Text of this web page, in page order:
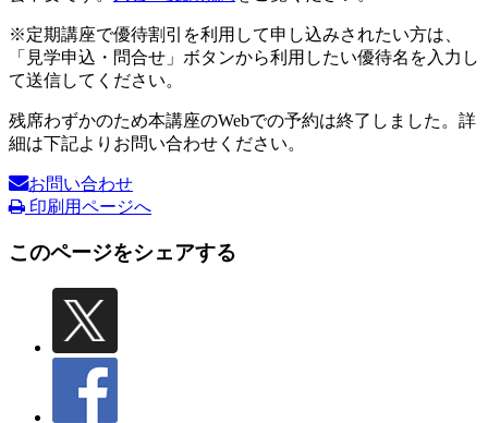
※定期講座で優待割引を利用して申し込みされたい方は、
「見学申込・問合せ」ボタンから利用したい優待名を入力し
て送信してください。
残席わずかのため本講座のWebでの予約は終了しました。詳
細は下記よりお問い合わせください。
お問い合わせ
印刷用ページへ
このページをシェアする